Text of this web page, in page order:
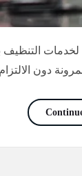
لخدمات
دون
خادمات